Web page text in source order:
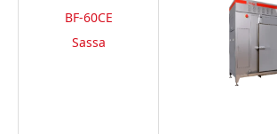
BF-60CE
Sassa